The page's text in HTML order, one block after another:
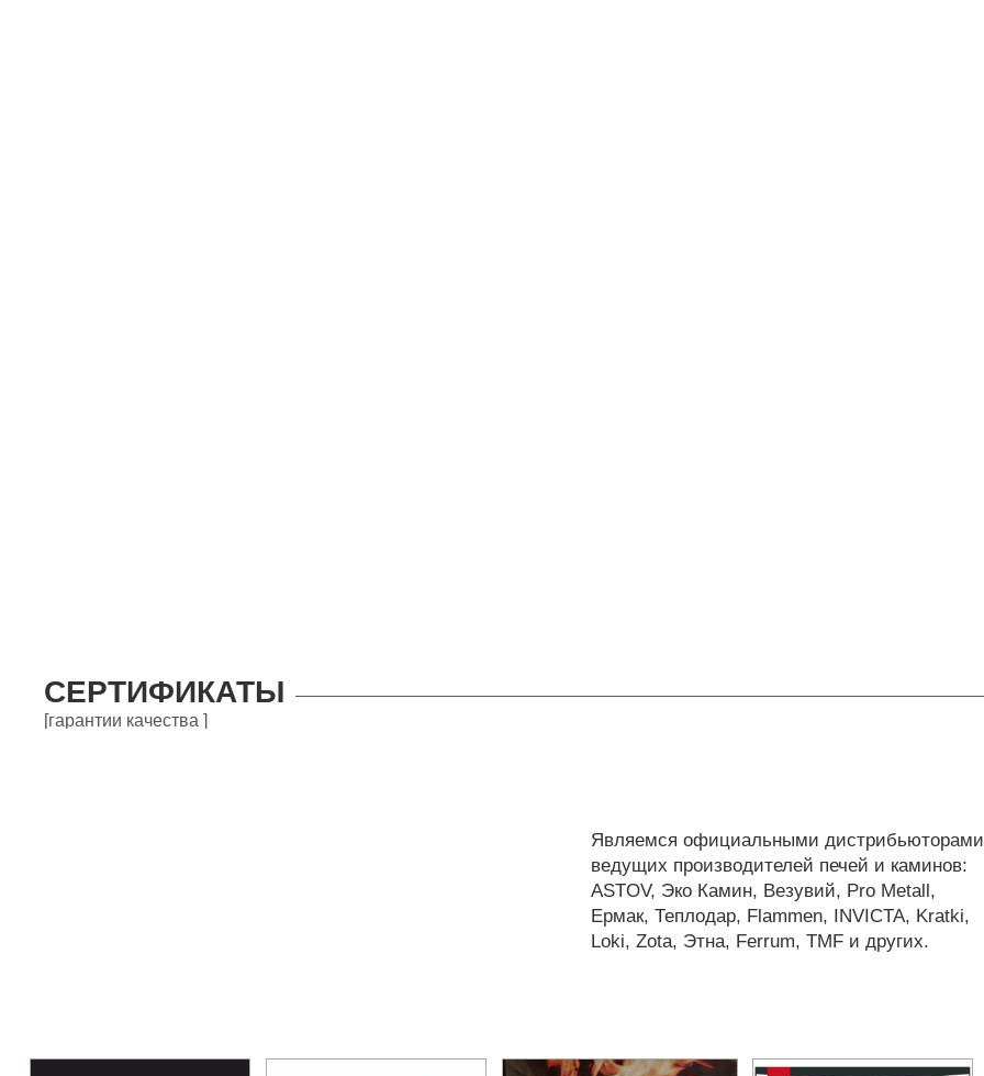
СЕРТИФИКАТЫ
[гарантии качества ]
Являемся официальными дистрибьюторами
ведущих производителей печей и каминов:
ASTOV, Эко Камин, Везувий, Pro Metall,
Ермак, Теплодар, Flammen, INVICTA, Kratki,
Loki, Zota, Этна, Ferrum, TMF и других.